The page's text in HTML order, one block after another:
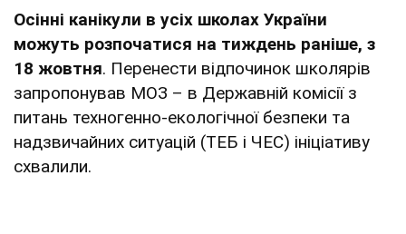
Осінні канікули в усіх школах України
можуть розпочатися на тиждень раніше, з
18 жовтня. Перенести відпочинок школярів
запропонував МОЗ – в Державній комісії з
питань техногенно-екологічної безпеки та
надзвичайних ситуацій (ТЕБ і ЧЕС) ініціативу
схвалили.